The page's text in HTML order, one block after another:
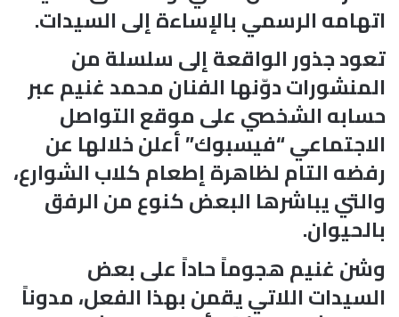
اتهامه الرسمي بالإساءة إلى السيدات.
تعود جذور الواقعة إلى سلسلة من
المنشورات دوّنها الفنان محمد غنيم عبر
حسابه الشخصي على موقع التواصل
الاجتماعي “فيسبوك” أعلن خلالها عن
رفضه التام لظاهرة إطعام كلاب الشوارع،
والتي يباشرها البعض كنوع من الرفق
بالحيوان.
وشن غنيم هجوماً حاداً على بعض
السيدات اللاتي يقمن بهذا الفعل، مدوناً